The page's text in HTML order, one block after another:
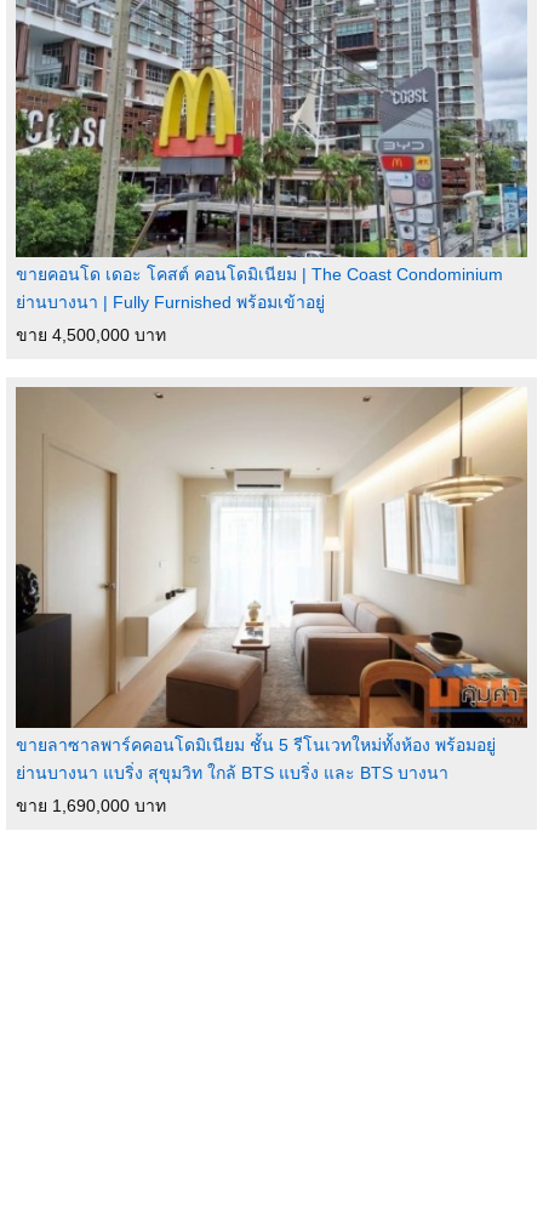
ขายคอนโด เดอะ โคสต์ คอนโดมิเนียม | The Coast Condominium
ย่านบางนา | Fully Furnished พร้อมเข้าอยู่
ขาย 4,500,000 บาท
ขายลาซาลพาร์คคอนโดมิเนียม ชั้น 5 รีโนเวทใหม่ทั้งห้อง พร้อมอยู่
ย่านบางนา แบริ่ง สุขุมวิท ใกล้ BTS แบริ่ง และ BTS บางนา
ขาย 1,690,000 บาท